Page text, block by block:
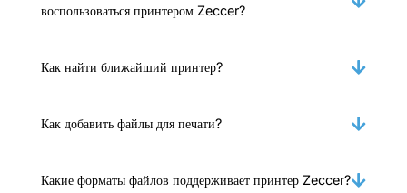
воспользоваться принтером Zeccer?
Как найти ближайший принтер?
Как добавить файлы для печати?
Какие форматы файлов поддерживает принтер Zeccer?